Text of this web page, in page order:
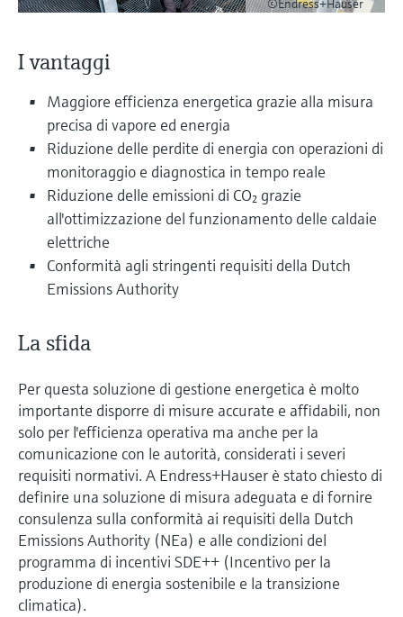
Trova informazioni e documentazione
specifiche sul prodotto
Trova i ricambi giusti
Trova i ricambi per codice prodotto, codice
ordine o numero di serie
microonde
Misura del livello tramite la misura
Visualizza tutti
microonde
Memosens technology
Visualizza tutti
©Endress+Hauser
I vantaggi
Maggiore efficienza energetica grazie alla misura
precisa di vapore ed energia
Riduzione delle perdite di energia con operazioni di
monitoraggio e diagnostica in tempo reale
Riduzione delle emissioni di CO₂ grazie
all'ottimizzazione del funzionamento delle caldaie
elettriche
Conformità agli stringenti requisiti della Dutch
Emissions Authority
La sfida
Per questa soluzione di gestione energetica è molto
importante disporre di misure accurate e affidabili, non
solo per l'efficienza operativa ma anche per la
comunicazione con le autorità, considerati i severi
requisiti normativi. A Endress+Hauser è stato chiesto di
definire una soluzione di misura adeguata e di fornire
consulenza sulla conformità ai requisiti della Dutch
Emissions Authority (NEa) e alle condizioni del
programma di incentivi SDE++ (Incentivo per la
produzione di energia sostenibile e la transizione
climatica).